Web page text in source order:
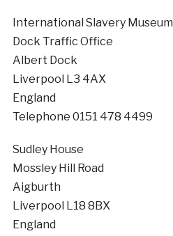
International Slavery Museum
Dock Traffic Office
Albert Dock
Liverpool L3 4AX
England
Telephone 0151 478 4499
Sudley House
Mossley Hill Road
Aigburth
Liverpool L18 8BX
England